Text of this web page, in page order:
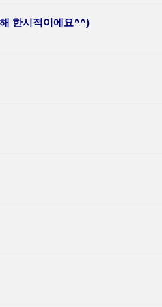
한시적이에요^^)